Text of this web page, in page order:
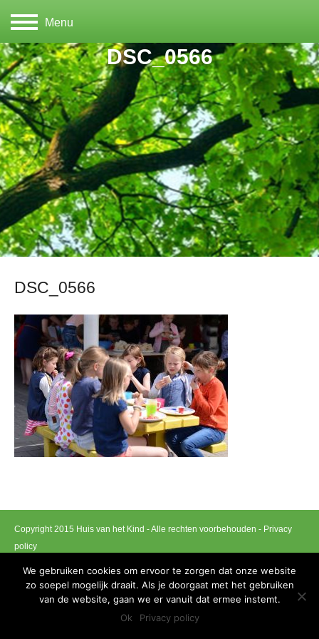
Menu
DSC_0566
DSC_0566
Copyright 2015 Huis van het Kind - Alle rechten voorbehouden - Privacy
policy
We gebruiken cookies om ervoor te zorgen dat onze website
zo soepel mogelijk draait. Als je doorgaat met het gebruiken
van de website, gaan we er vanuit dat ermee instemt.
Ok
Privacy policy